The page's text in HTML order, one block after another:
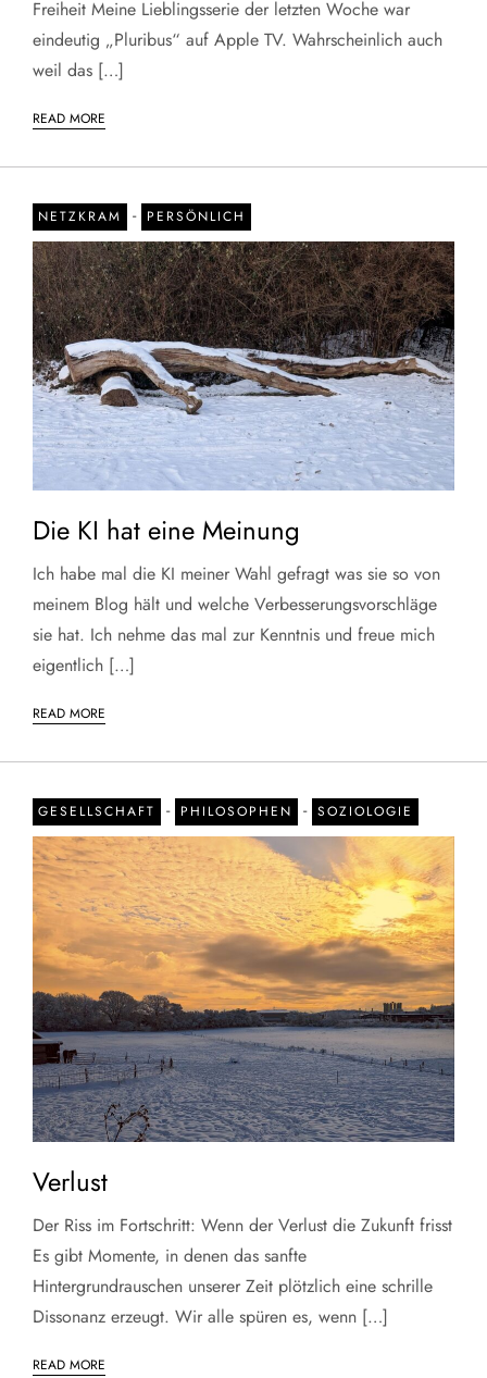
Freiheit Meine Lieblingsserie der letzten Woche war
eindeutig „Pluribus“ auf Apple TV. Wahrscheinlich auch
weil das […]
READ MORE
NETZKRAM - PERSÖNLICH
Die KI hat eine Meinung
Ich habe mal die KI meiner Wahl gefragt was sie so von
meinem Blog hält und welche Verbesserungsvorschläge
sie hat. Ich nehme das mal zur Kenntnis und freue mich
eigentlich […]
READ MORE
GESELLSCHAFT - PHILOSOPHEN - SOZIOLOGIE
Verlust
Der Riss im Fortschritt: Wenn der Verlust die Zukunft frisst
Es gibt Momente, in denen das sanfte
Hintergrundrauschen unserer Zeit plötzlich eine schrille
Dissonanz erzeugt. Wir alle spüren es, wenn […]
READ MORE